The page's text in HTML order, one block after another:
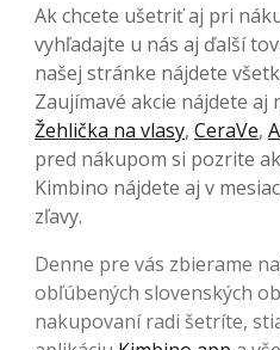
Ak chcete ušetriť aj pri
vyhľadajte u nás aj ďalší
našej stránke nájdete
Zaujímavé akcie nájdete aj
Žehlička na vlasy, CeraVe,
pred nákupom si pozrite
Kimbino nájdete aj v
zľavy.
Denne pre vás zbierame
obľúbených slovenských
nakupovaní radi šetríte,